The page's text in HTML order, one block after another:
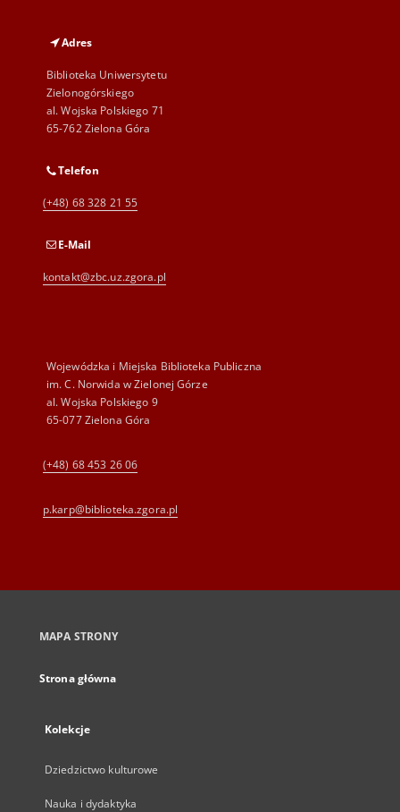
Adres
Biblioteka Uniwersytetu
Zielonogórskiego
al. Wojska Polskiego 71
65-762 Zielona Góra
Telefon
(+48) 68 328 21 55
E-Mail
kontakt@zbc.uz.zgora.pl
Wojewódzka i Miejska Biblioteka Publiczna
im. C. Norwida w Zielonej Górze
al. Wojska Polskiego 9
65-077 Zielona Góra
(+48) 68 453 26 06
p.karp@biblioteka.zgora.pl
MAPA STRONY
Strona główna
Kolekcje
Dziedzictwo kulturowe
Nauka i dydaktyka